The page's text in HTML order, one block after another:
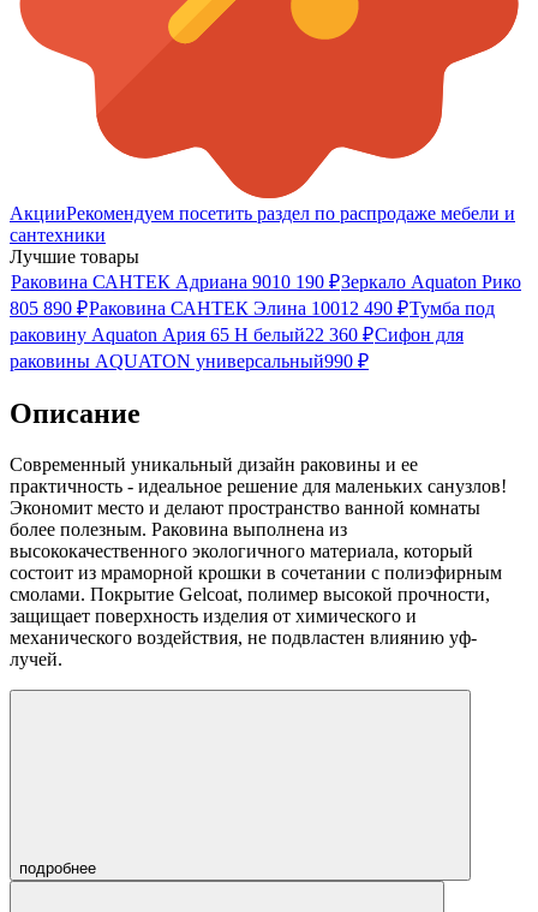
АкцииРекомендуем посетить раздел по распродаже мебели и
сантехники
Лучшие товары
Раковина САНТЕК Адриана 9010 190 ₽Зеркало Aquaton Рико
805 890 ₽Раковина САНТЕК Элина 10012 490 ₽Тумба под
раковину Aquaton Ария 65 Н белый22 360 ₽Сифон для
раковины AQUATON универсальный990 ₽
Описание
Современный уникальный дизайн раковины и ее
практичность - идеальное решение для маленьких санузлов!
Экономит место и делают пространство ванной комнаты
более полезным. Раковина выполнена из
высококачественного экологичного материала, который
состоит из мраморной крошки в сочетании с полиэфирным
смолами. Покрытие Gelcoat, полимер высокой прочности,
защищает поверхность изделия от химического и
механического воздействия, не подвластен влиянию уф-
лучей.
подробнее